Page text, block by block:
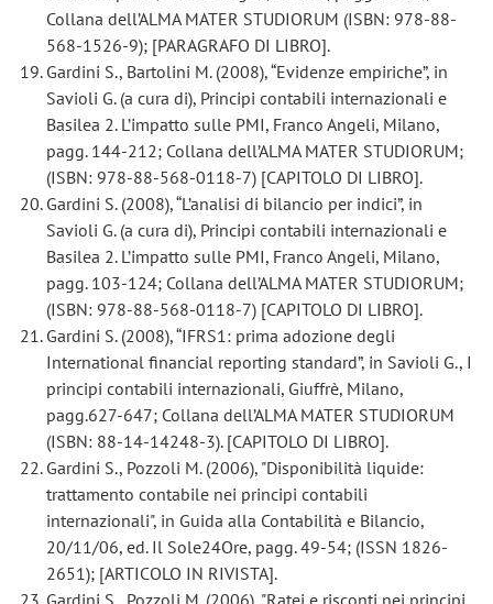
Collana dell’ALMA MATER STUDIORUM (ISBN: 978-88-
568-1526-9); [PARAGRAFO DI LIBRO].
Gardini S., Bartolini M. (2008), “Evidenze empiriche”, in
Savioli G. (a cura di), Principi contabili internazionali e
Basilea 2. L’impatto sulle PMI, Franco Angeli, Milano,
pagg. 144-212; Collana dell’ALMA MATER STUDIORUM;
(ISBN: 978-88-568-0118-7) [CAPITOLO DI LIBRO].
Gardini S. (2008), “L’analisi di bilancio per indici”, in
Savioli G. (a cura di), Principi contabili internazionali e
Basilea 2. L’impatto sulle PMI, Franco Angeli, Milano,
pagg. 103-124; Collana dell’ALMA MATER STUDIORUM;
(ISBN: 978-88-568-0118-7) [CAPITOLO DI LIBRO].
Gardini S. (2008), “IFRS1: prima adozione degli
International financial reporting standard”, in Savioli G., I
principi contabili internazionali, Giuffrè, Milano,
pagg.627-647; Collana dell’ALMA MATER STUDIORUM
(ISBN: 88-14-14248-3). [CAPITOLO DI LIBRO].
Gardini S., Pozzoli M. (2006), "Disponibilità liquide:
trattamento contabile nei principi contabili
internazionali", in Guida alla Contabilità e Bilancio,
20/11/06, ed. Il Sole24Ore, pagg. 49-54; (ISSN 1826-
2651); [ARTICOLO IN RIVISTA].